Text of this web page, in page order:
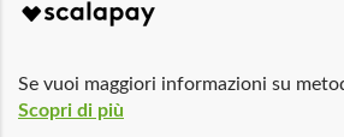
Se vuoi maggiori informazioni su
Scopri di più